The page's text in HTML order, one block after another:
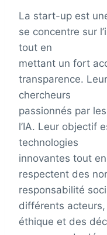
La start-up est
se concentre sur
tout en
mettant un fort
transparence.
chercheurs
passionnés par
l’IA. Leur objectif
technologies
innovantes tout en
respectent des
responsabilité
différents
éthique et des